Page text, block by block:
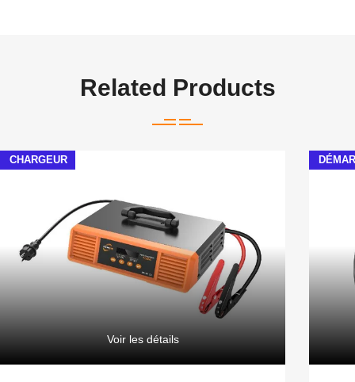
Related Products
CHARGEUR
Voir les détails